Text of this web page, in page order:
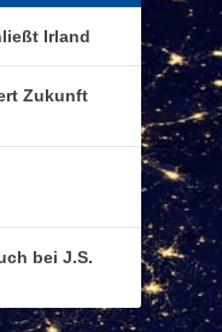
Irland
Zukunft
bei J.S.